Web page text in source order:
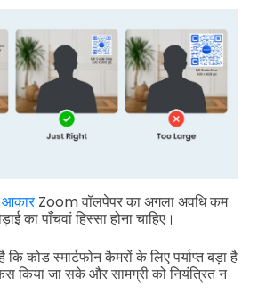
Zoom वॉलपेपर का अगला अवधि कम
का पाँचवां हिस्सा होना चाहिए।
कोड स्मार्टफोन कैमरों के लिए पर्याप्त बड़ा है
किया जा सके और सामग्री को नियंत्रित न